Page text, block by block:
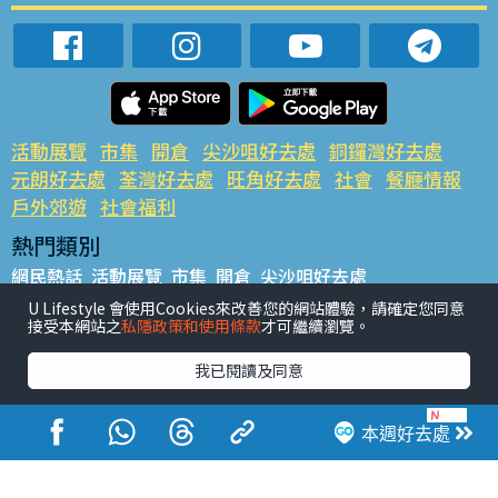
本週好去處
活動展覽 市集 開倉 尖沙咀好去處 銅鑼灣好去處
元朗好去處 荃灣好去處 旺角好去處 社會 餐廳情報
戶外郊遊 社會福利
熱門類別
網民熱話 活動展覽 市集 開倉 尖沙咀好去處
銅鑼灣好去處 元朗好去處 荃灣好去處 旺角好去處 社會
餐廳情報 戶外郊遊
熱門標籤
#UGO搵好去處 #人氣活動推介 #美食社群熱話
#親子玩樂好去處
#ULifestyle應用程式
#限時搶
#UJetso禮物放送
#ULifestyle商戶中心 #著數 #網絡熱話
U Lifestyle 會使用Cookies來改善您的網站體驗，請確定您同意
接受本網站之私隱政策和使用條款才可繼續瀏覽。
我已閱讀及同意